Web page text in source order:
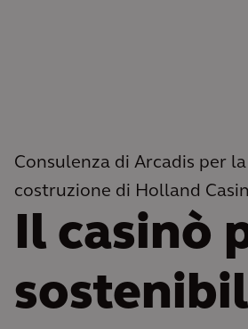
Consulenza di Arcadis per
costruzione di Holland
Il casinò